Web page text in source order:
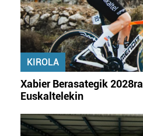
KIROLA
Xabier Berasategik
Euskaltelekin